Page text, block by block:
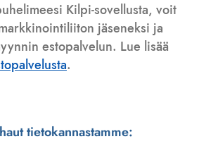
Kilpi-sovellusta, voit
jäseneksi ja
estopalvelun. Lue lisää
.
tietokannastamme: